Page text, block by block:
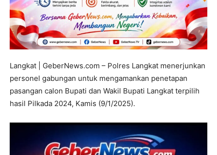
Langkat | GeberNews.com – Polres Langkat menerjunkan
personel gabungan untuk mengamankan penetapan
pasangan calon Bupati dan Wakil Bupati Langkat terpilih
hasil Pilkada 2024, Kamis (9/1/2025).